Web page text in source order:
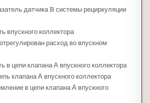
датчика B системы рециркуляции
впускного коллектора
расход во впускном
в цепи клапана А впускного коллектора
клапана А впускного коллектора
в цепи клапана А впускного